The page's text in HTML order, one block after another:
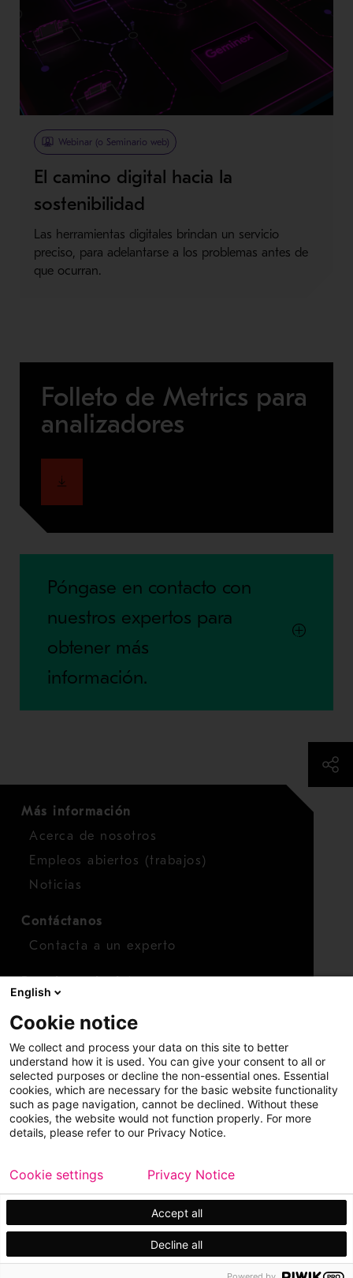
Webinar (o Seminario web)
El camino digital hacia la
sostenibilidad
Las herramientas digitales brindan un servicio
preciso, para adelantarse a los problemas antes de
que ocurran.
Folleto de Metrics para
analizadores
Póngase en contacto con
nuestros expertos para
obtener más
información.
Más información
Acerca de nosotros
Empleos abiertos (trabajos)
Noticias
Contáctanos
Contacta a un experto
Finanzas
Acciones
Copyright © 2026 Metso
Mapa del sitio
Información legal
Privacidad Marca comercial
English
Cookie notice
We collect and process your data on this site to better
understand how it is used. You can give your consent to all or
selected purposes or decline the non-essential ones. Essential
cookies, which are necessary for the basic website functionality
such as page navigation, cannot be declined. Without these
cookies, the website would not function properly. For more
details, please refer to our Privacy Notice.
Accept all
Decline all
Cookie settings Privacy Notice